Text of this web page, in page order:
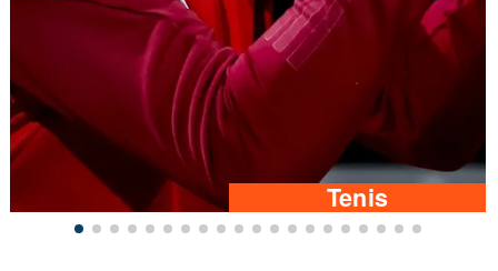
Tenis